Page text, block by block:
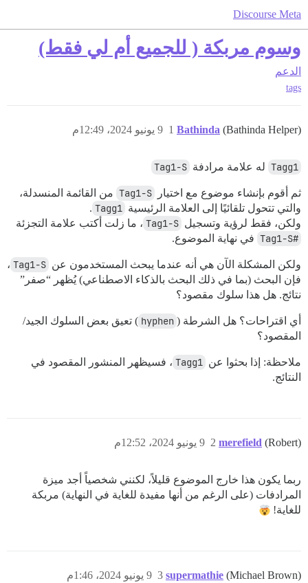
Discourse Meta
وسوم مربكة ( للجميع أم لي فقط)
الدعم
tags
Bathinda (Bathinda Helper) 9 يونيو 2024، 12:49م 1
Tagg1 له علامة مرادفة Tag1-S
ثم أقوم بإنشاء موضوع مع اختيار Tag1-S من القائمة المنسدلة،
والتي تتحول تلقائيًا إلى العلامة الرئيسية Tagg1
.
ولكن، فقط لرؤية وتسجيل Tag1-S ، ما زلت أكتب علامة التجزئة
#Tag1-S في نهاية الموضوع.
ولكن المشكلة الآن هي أنه عندما يبحث المستخدمون عن Tag1-S ،
فإن البحث (بما في ذلك البحث بالذكاء الاصطناعي) يُظهر “صفر”
نتائج. هل هذا سلوك مقصود؟
أي اقتراحات؟ هل الشرطة ( hyphen ) تعيق بعض السلوك الجيد/
المقصود؟
ملاحظة: إذا بحثوا عن Tagg1 ، فسيظهر المنشور المقصود في
النتائج.
merefield (Robert) 9 يونيو 2024، 12:52م 2
ربما يكون هذا خارج الموضوع قليلاً، لكنني شخصياً أجد ميزة
المرادفات (على الرغم من أنها مفيدة للغاية في النهاية) مربكة
للغاية!
supermathie (Michael Brown) 9 يونيو 2024، 1:46م 3